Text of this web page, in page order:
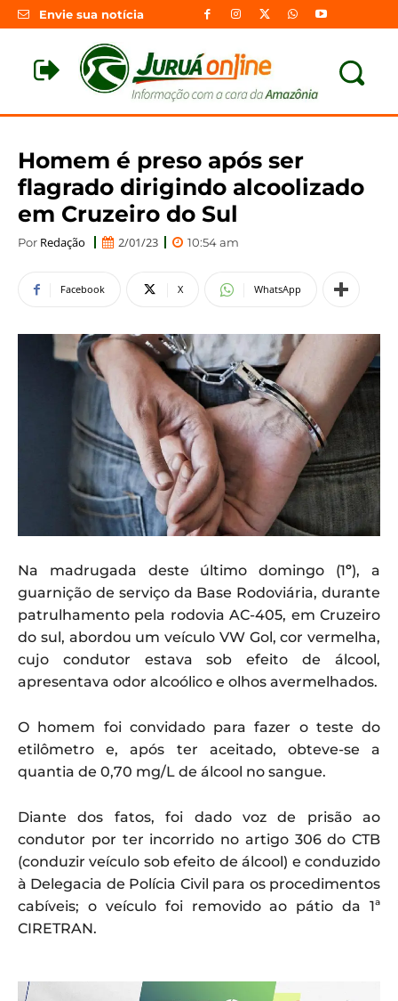
Envie sua notícia
Homem é preso após ser
flagrado dirigindo alcoolizado
em Cruzeiro do Sul
Por Redação 2/01/23 10:54 am
Facebook X WhatsApp
Na madrugada deste último domingo (1º), a
guarnição de serviço da Base Rodoviária, durante
patrulhamento pela rodovia AC-405, em Cruzeiro
do sul, abordou um veículo VW Gol, cor vermelha,
cujo condutor estava sob efeito de álcool,
apresentava odor alcoólico e olhos avermelhados.
O homem foi convidado para fazer o teste do
etilômetro e, após ter aceitado, obteve-se a
quantia de 0,70 mg/L de álcool no sangue.
Diante dos fatos, foi dado voz de prisão ao
condutor por ter incorrido no artigo 306 do CTB
(conduzir veículo sob efeito de álcool) e conduzido
à Delegacia de Polícia Civil para os procedimentos
cabíveis; o veículo foi removido ao pátio da 1ª
CIRETRAN.